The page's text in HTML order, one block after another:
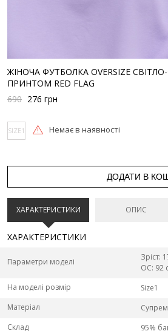
ЖІНОЧА ФУТБОЛКА OVERSIZE
ПРИНТОМ RED FLAG
690 276 грн
SIZE1 Немає в наявності
ДОДАТИ В
ХАРАКТЕРИСТИКИ ОПИС
ХАРАКТЕРИСТИКИ
Параметри моделі
Зріст:
ОС: 92
На моделі розмір
Size1
Матеріал
Супрем
Склад
95%